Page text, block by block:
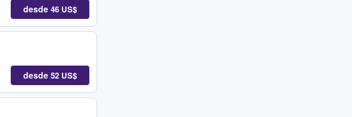
desde 46 US$
desde 52 US$